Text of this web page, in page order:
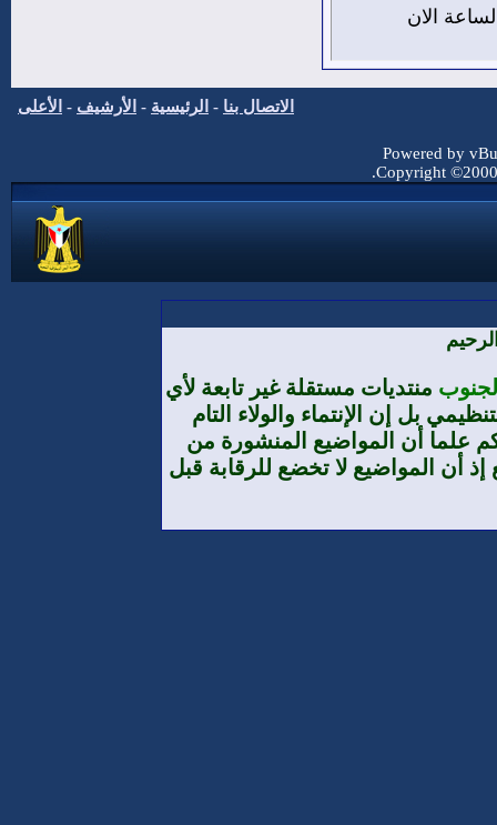
من اغسطس 2026 , الساعة الان
الاتصال بنا - الرئيسية - الأرشيف - الأعلى
Powered by
Copyright
منتديات مستقلة غير تابعة لأي
بل إن الإنتماء والولاء التام
علما أن المواضيع المنشورة من
أن المواضيع لا تخضع للرقابة قبل